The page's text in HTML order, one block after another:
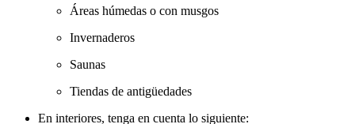
Áreas húmedas o con musgos
Invernaderos
Saunas
Tiendas de antigüedades
En interiores, tenga en cuenta lo siguiente: